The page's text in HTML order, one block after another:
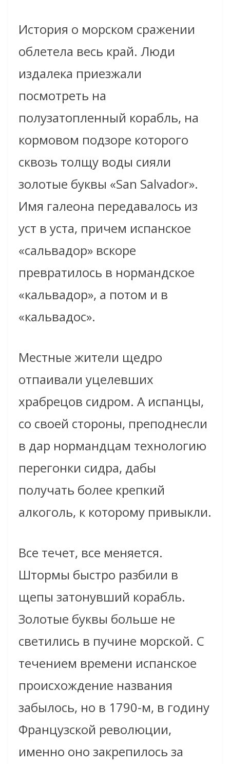
История о морском сражении
облетела весь край. Люди
издалека приезжали
посмотреть на
полузатопленный корабль, на
кормовом подзоре которого
сквозь толщу воды сияли
золотые буквы «San Salvador».
Имя галеона передавалось из
уст в уста, причем испанское
«сальвадор» вскоре
превратилось в нормандское
«кальвадор», а потом и в
«кальвадос».
Местные жители щедро
отпаивали уцелевших
храбрецов сидром. А испанцы,
со своей стороны, преподнесли
в дар нормандцам технологию
перегонки сидра, дабы
получать более крепкий
алкоголь, к которому привыкли.
Все течет, все меняется.
Штормы быстро разбили в
щепы затонувший корабль.
Золотые буквы больше не
светились в пучине морской. С
течением времени испанское
происхождение названия
забылось, но в 1790-м, в годину
Французской революции,
именно оно закрепилось за